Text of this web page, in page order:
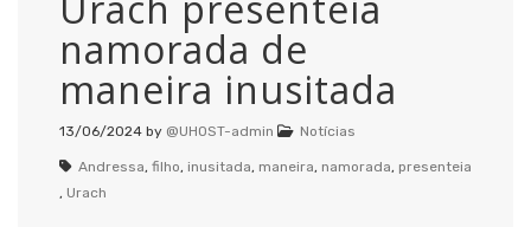
namorada de
maneira inusitada
13/06/2024 by @UHOST-admin Notícias
Andressa, filho, inusitada, maneira, namorada, presenteia
, Urach